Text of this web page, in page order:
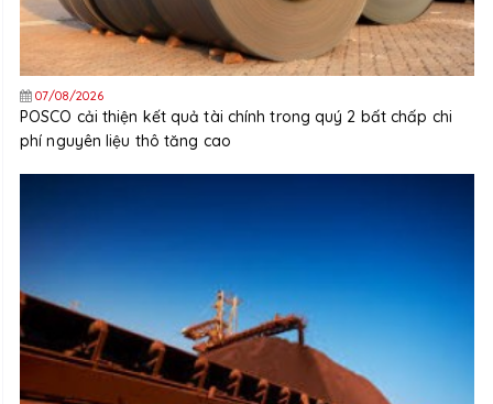
07/08/2026
POSCO cải thiện kết quả tài chính trong quý 2 bất chấp chi
phí nguyên liệu thô tăng cao